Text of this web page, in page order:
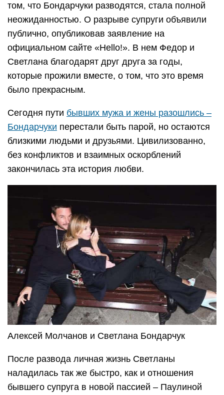
том, что Бондарчуки разводятся, стала полной
неожиданностью. О разрыве супруги объявили
публично, опубликовав заявление на
официальном сайте «Hello!». В нем Федор и
Светлана благодарят друг друга за годы,
которые прожили вместе, о том, что это время
было прекрасным.
Сегодня пути бывших мужа и жены разошлись –
Бондарчуки перестали быть парой, но остаются
близкими людьми и друзьями. Цивилизованно,
без конфликтов и взаимных оскорблений
закончилась эта история любви.
Алексей Молчанов и Светлана Бондарчук
После развода личная жизнь Светланы
наладилась так же быстро, как и отношения
бывшего супруга в новой пассией – Паулиной